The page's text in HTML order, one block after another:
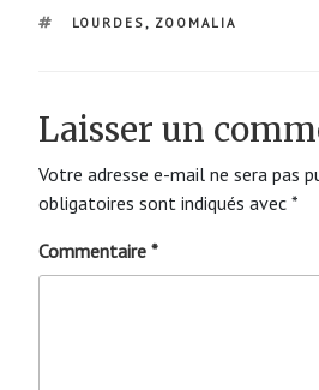
ÉTIQUETTES
LOURDES , ZOOMALIA
Laisser un
Votre adresse e-mail ne sera pas
obligatoires sont indiqués avec *
Commentaire *